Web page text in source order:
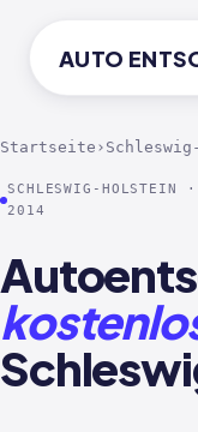
AUTO
Startseite ›
SCHLESWIG-HOLSTEIN
2014